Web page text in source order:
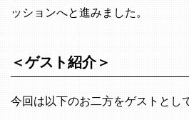
ッションへと進みました。
＜ゲスト紹介＞
今回は以下のお二方をゲストとし